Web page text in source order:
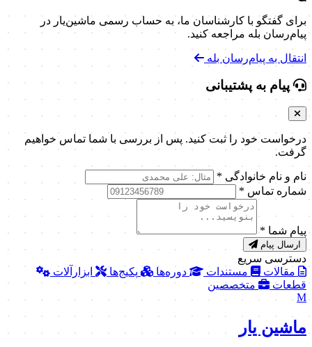
برای گفتگو با کارشناسان ما، به حساب رسمی ماشین‌یار در
پیام‌رسان بله مراجعه کنید.
انتقال به پیام‌رسان بله
پیام به پشتیبانی
درخواست خود را ثبت کنید. پس از بررسی با شما تماس خواهیم
گرفت.
نام و نام خانوادگی *
شماره تماس *
پیام شما *
ارسال پیام
دسترسی سریع
مقالات
مستندات دوره‌ها پکیج‌ها
ابزارآلات
قطعات
متخصصین
M
ماشین یار